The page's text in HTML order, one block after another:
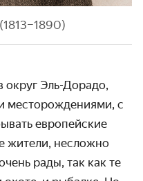
округ Эль-Дорадо,
месторож­дениями, с
европейские
жители, несложно
рады, так как те